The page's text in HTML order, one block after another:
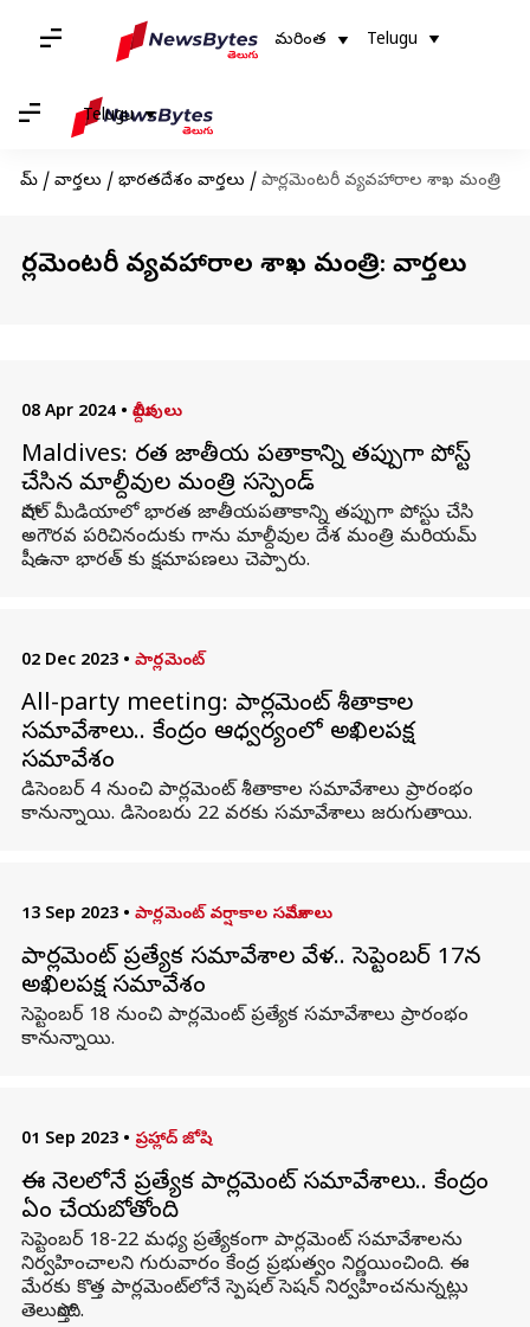
మరింత Telugu
Telugu
హోమ్ / వార్తలు / భారతదేశం వార్తలు / పార్లమెంటరీ వ్యవహారాల శాఖ మంత్రి
పార్లమెంటరీ వ్యవహారాల శాఖ మంత్రి: వార్తలు
08 Apr 2024 • మాల్దీవులు
Maldives: భారత జాతీయ పతాకాన్ని తప్పుగా పోస్ట్
చేసిన మాల్దీవుల మంత్రి సస్పెండ్
సోషల్ మీడియాలో భారత జాతీయపతాకాన్ని తప్పుగా పోస్టు చేసి
అగౌరవ పరిచినందుకు గాను మాల్దీవుల దేశ మంత్రి మరియమ్
షీఉనా భారత్​ కు క్షమాపణలు చెప్పారు.
02 Dec 2023 • పార్లమెంట్
All-party meeting: పార్లమెంట్ శీతాకాల
సమావేశాలు.. కేంద్రం ఆధ్వర్యంలో అఖిలపక్ష
సమావేశం
డిసెంబర్ 4 నుంచి పార్లమెంట్ శీతాకాల సమావేశాలు ప్రారంభం
కానున్నాయి. డిసెంబరు 22 వరకు సమావేశాలు జరుగుతాయి.
13 Sep 2023 • పార్లమెంట్ వర్షాకాల సమావేశాలు
పార్లమెంట్ ప్రత్యేక సమావేశాల వేళ.. సెప్టెంబర్ 17న
అఖిలపక్ష సమావేశం
సెప్టెంబర్ 18 నుంచి పార్లమెంట్ ప్రత్యేక సమావేశాలు ప్రారంభం
కానున్నాయి.
01 Sep 2023 • ప్రహ్లాద్ జోషి
ఈ నెలలోనే ప్రత్యేక పార్లమెంట్ సమావేశాలు.. కేంద్రం
ఏం చేయబోతోంది
సెప్టెంబర్ 18-22 మధ్య ప్రత్యేకంగా పార్లమెంట్ సమావేశాలను
నిర్వహించాలని గురువారం కేంద్ర ప్రభుత్వం నిర్ణయించింది. ఈ
మేరకు కొత్త పార్లమెంట్​లోనే స్పెషల్ సెషన్ నిర్వహించనున్నట్లు
తెలుస్తోంది.